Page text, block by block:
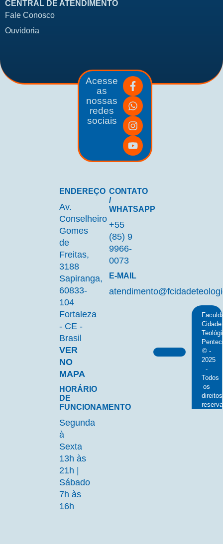
CENTRAL DE ATENDIMENTO
Fale Conosco
Ouvidoria
Acesse
as
nossas
redes
sociais
ENDEREÇO
Av.
Conselheiro
Gomes
de
Freitas,
3188
Sapiranga,
60833-
104
Fortaleza
- CE -
Brasil
VER
NO
MAPA
HORÁRIO
DE
FUNCIONAMENTO
Segunda
à
Sexta
13h às
21h |
Sábado
7h às
16h
CONTATO
/
WHATSAPP
+55
(85) 9
9966-
0073
E-MAIL
Cidade
© -
2025
-
Todos
os
direitos